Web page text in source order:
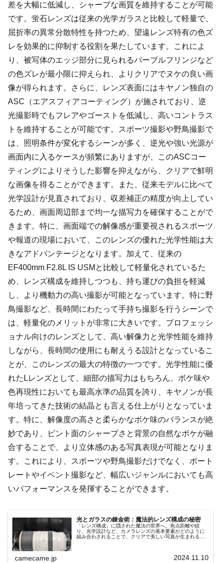
差を大幅に低減し、シャープな画質を維持することが可能
です。蛍石レンズは従来の光学ガラスと比較して軽量で、
屈折率の異常分散特性を持つため、望遠レンズ特有の色ズ
レを効果的に抑制する役割を果たしています。これによ
り、被写体のエッジ部分に見られるパープルフリンジなど
の色ズレが最小限に抑えられ、よりクリアでヌケの良い画
像が得られます。さらに、レンズ表面にはキヤノン独自の
ASC（エアスフィアコーティング）が施されており、逆
光撮影時でもフレアやゴーストを低減し、高いコントラス
トを維持することが可能です。スポーツ撮影や野鳥撮影で
は、照明条件が変化するシーンが多く、逆光や強い光源が
画面内に入るケースが頻繁にありますが、このASCコー
ティングによりそうした影響を抑えながら、クリアで鮮明
な画像を得ることができます。また、従来モデルに比べて
光学設計が見直されており、収差補正の精度が向上してい
るため、画面周辺部まで均一な描写力を確保することがで
きます。特に、画面端での解像感が重要視されるスポーツ
や報道の現場において、このレンズの優れた光学性能は大
きなアドバンテージとなります。加えて、従来の
EF400mm F2.8L IS USMと比較して軽量化されているた
め、レンズ構成を維持しつつも、持ち運びの負担を軽減
し、より機動力の高い撮影が可能となっています。特に野
鳥撮影など、長時間にわたって手持ち撮影を行うシーンで
は、軽量化のメリットが非常に大きいです。プロフェッシ
ョナル向けのレンズとして、高い解像力と光学性能を維持
しながら、長時間の使用にも耐えうる設計となっているこ
とが、このレンズの最大の特徴の一つです。光学性能に優
れたLレンズとして、細部の描写力はもちろん、ボケ味や
色再現性においても最高水準の品質を誇り、キヤノンが長
年培ってきた技術の結晶とも言える仕上がりとなっていま
す。特に、解像度の高さと柔らかなボケ味のバランスが絶
妙であり、ピント面のシャープさと背景の自然なボケが融
合することで、より立体感のある写真表現が可能となりま
す。これにより、スポーツや野鳥撮影だけでなく、ポート
レートやイベント撮影など、幅広いジャンルにおいても高
いパフォーマンスを発揮することができます。
光とガラスの錬金術：魔法的レンズ構成の秘密
「レンズ構成」に隠された魔法の世界へ。焦点距離や絞
り、光学設計など、カメラレンズの基本要素がどのように
組み合わされることで、クリアで美しい写真が生まれるの
camecame.jp 2024.11.10